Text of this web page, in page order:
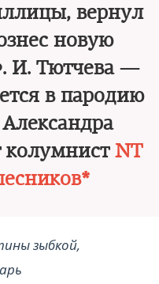
вернул
новую
И. Тютчева —
в пародию
колумнист NT
зыбкой,